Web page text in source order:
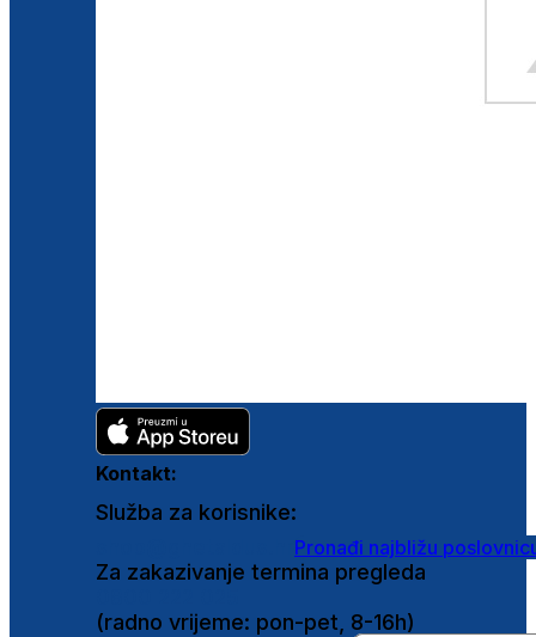
Kontakt:
Služba za korisnike:
Pronađi najbližu
Za zakazivanje termina pregleda
(radno vrijeme: pon-pet, 8-16h)